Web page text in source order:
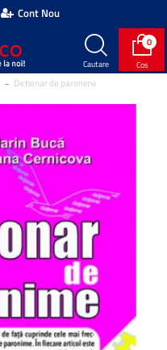
Cont Nou
0
Dictionar de paronime